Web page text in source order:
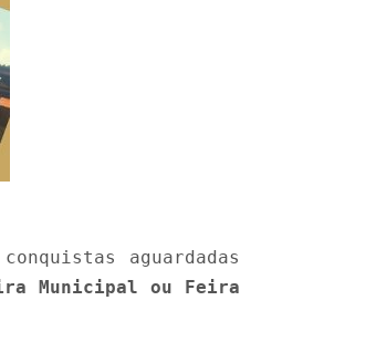
aguardadas
Municipal ou Feira